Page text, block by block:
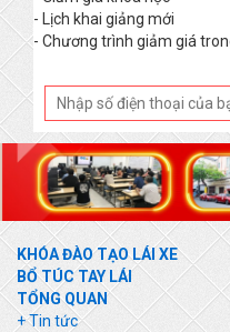
- Lịch khai giảng mới
- Chương trình giảm giá
KHÓA ĐÀO TẠO LÁI XE
BỔ TÚC TAY LÁI
TỔNG QUAN
+ Tin tức